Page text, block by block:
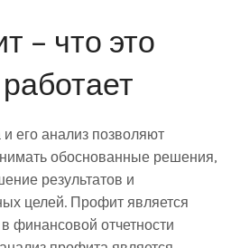
– что это
его анализ позволяют
обоснованные решения,
результатов и
целей. Профит является
финансовой отчетности